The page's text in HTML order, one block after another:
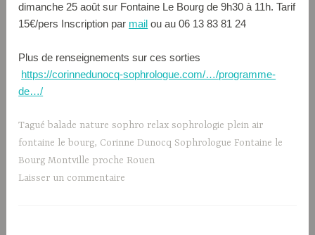
dimanche 25 août sur Fontaine Le Bourg de 9h30 à 11h. Tarif
15€/pers Inscription par mail ou au 06 13 83 81 24
Plus de renseignements sur ces sorties
https://corinnedunocq-sophrologue.com/…/programme-
de…/
Tagué balade nature sophro relax sophrologie plein air
fontaine le bourg, Corinne Dunocq Sophrologue Fontaine le
Bourg Montville proche Rouen
Laisser un commentaire